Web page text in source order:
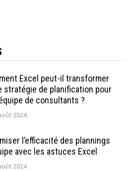
Excel peut-il transformer
stratégie de planification pour
de consultants ?
2024
l’efficacité des plannings
avec les astuces Excel
2024